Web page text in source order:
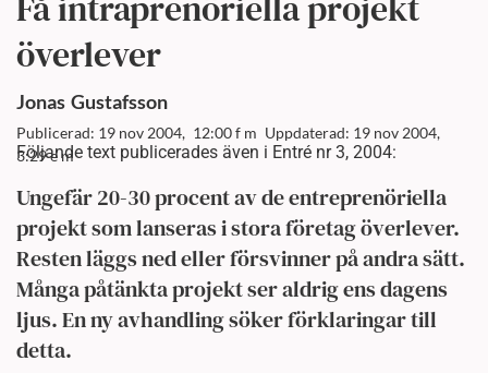
överlever
Jonas Gustafsson
Publicerad: 19 nov 2004, 12:00 f m Uppdaterad: 19 nov 2004,
3:29 e m
Följande text publicerades även i Entré nr 3, 2004:
Ungefär 20-30 procent av de entreprenöriella
projekt som lanseras i stora företag överlever.
Resten läggs ned eller försvinner på andra sätt.
Många påtänkta projekt ser aldrig ens dagens
ljus. En ny avhandling söker förklaringar till
detta.